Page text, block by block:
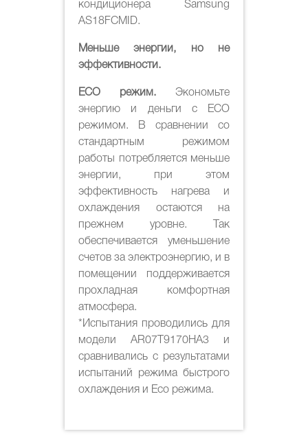
кондиционера Samsung
AS18FCMID.
Меньше энергии, но не
эффективности.
ECO режим. Экономьте
энергию и деньги с ECO
режимом. В сравнении со
стандартным режимом
работы потребляется меньше
энергии, при этом
эффективность нагрева и
охлаждения остаются на
прежнем уровне. Так
обеспечивается уменьшение
счетов за электроэнергию, и в
помещении поддерживается
прохладная комфортная
атмосфера.
*Испытания проводились для
модели AR07T9170HA3 и
сравнивались с результатами
испытаний режима быстрого
охлаждения и Eco режима.